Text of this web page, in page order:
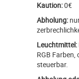
Kaution:0€
Abholung:
Leuchtmittel:
RGB
steuerbar.